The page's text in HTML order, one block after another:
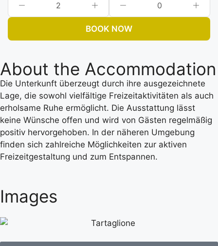
2 0
BOOK NOW
About the Accommodation
Die Unterkunft überzeugt durch ihre ausgezeichnete
Lage, die sowohl vielfältige Freizeitaktivitäten als auch
erholsame Ruhe ermöglicht. Die Ausstattung lässt
keine Wünsche offen und wird von Gästen regelmäßig
positiv hervorgehoben. In der näheren Umgebung
finden sich zahlreiche Möglichkeiten zur aktiven
Freizeitgestaltung und zum Entspannen.
Images